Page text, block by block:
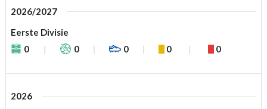
2026/2027
Eerste Divisie
0
0 0 0 0
2026